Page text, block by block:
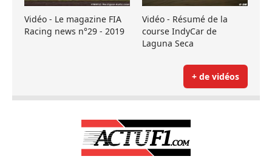
Vidéo - Le magazine FIA
Racing news n°29 - 2019
Vidéo - Résumé de la
course IndyCar de
Laguna Seca
+ de vidéos